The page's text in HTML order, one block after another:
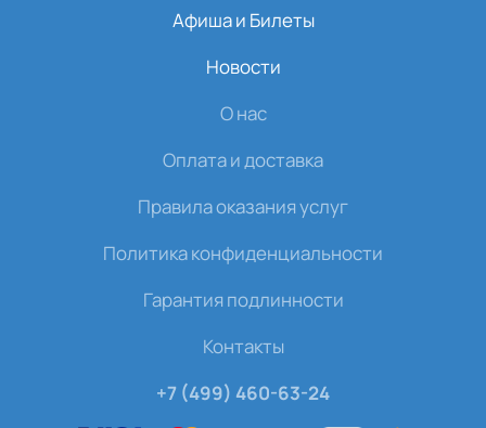
Афиша и Билеты
Новости
О нас
Оплата и доставка
Правила оказания услуг
Политика конфиденциальности
Гарантия подлинности
Контакты
+7 (499) 460-63-24